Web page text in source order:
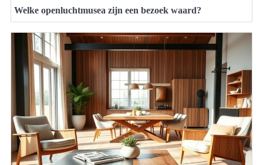
Welke openluchtmusea zijn een bezoek waard?